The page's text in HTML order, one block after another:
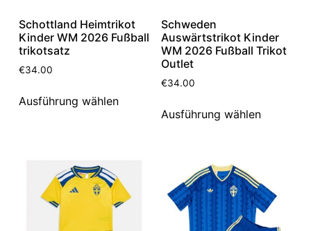
Schottland Heimtrikot
Kinder WM 2026 Fußball
trikotsatz
€34.00
Ausführung wählen
Schweden
Auswärtstrikot Kinder
WM 2026 Fußball Trikot
Outlet
€34.00
Ausführung wählen